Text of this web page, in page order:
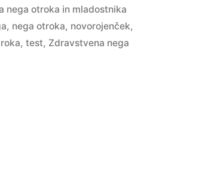
nega otroka in mladostnika
, nega otroka, novorojenček,
,test, Zdravstvena nega